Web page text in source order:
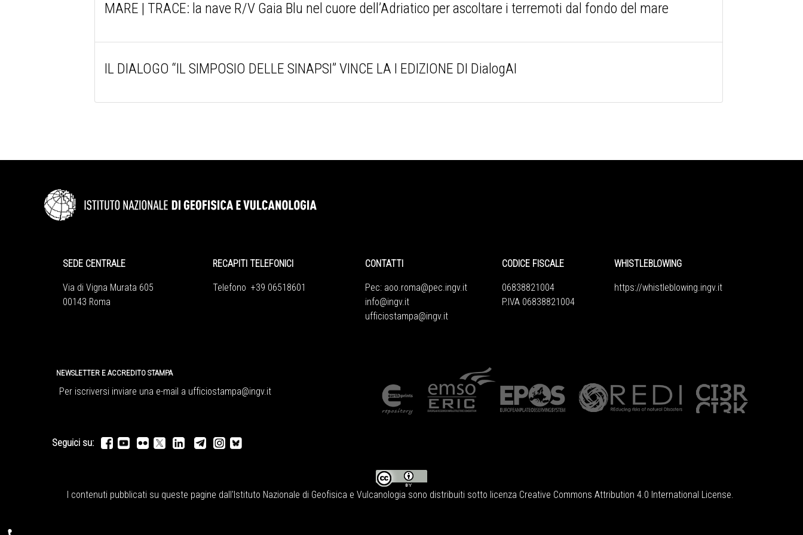
MARE | TRACE: la nave R/V Gaia Blu nel cuore dell’Adriatico per ascoltare i terremoti dal fondo del mare
IL DIALOGO “IL SIMPOSIO DELLE SINAPSI” VINCE LA I EDIZIONE DI DialogAI
SEDE CENTRALE
Via di Vigna Murata 605
00143 Roma
RECAPITI TELEFONICI
Telefono +39 06518601
CONTATTI
Pec: aoo.roma@pec.ingv.it
info@ingv.it
ufficiostampa@ingv.it
CODICE FISCALE
06838821004
P.IVA 06838821004
WHISTLEBLOWING
https://whistleblowing.ingv. it
NEWSLETTER E ACCREDITO STAMPA
Per iscriversi inviare una e-mail a ufficiostampa@ingv.it
Seguici su:
I contenuti pubblicati su queste pagine dall'Istituto Nazionale di Geofisica e Vulcanologia sono distribuiti sotto licenza Creative Commons Attribution 4.0 International License